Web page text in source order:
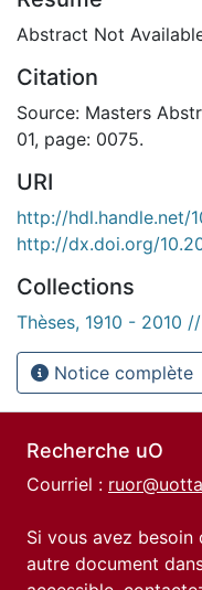
Abstract Not
Citation
Source: Masters
01, page: 0075.
URI
http://hdl.handle.net/
http://dx.doi.org/
Collections
Thèses, 1910 - 2010
Notice complète
Recherche uO
Courriel :
Si vous avez
autre document